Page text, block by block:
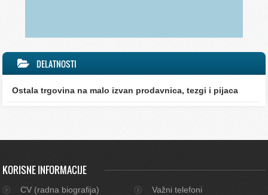
DELATNOSTI
Ostala trgovina na malo izvan prodavnica, tezgi i pijaca
KORISNE INFORMACIJE
CV (radna biografija)
Važni telefoni